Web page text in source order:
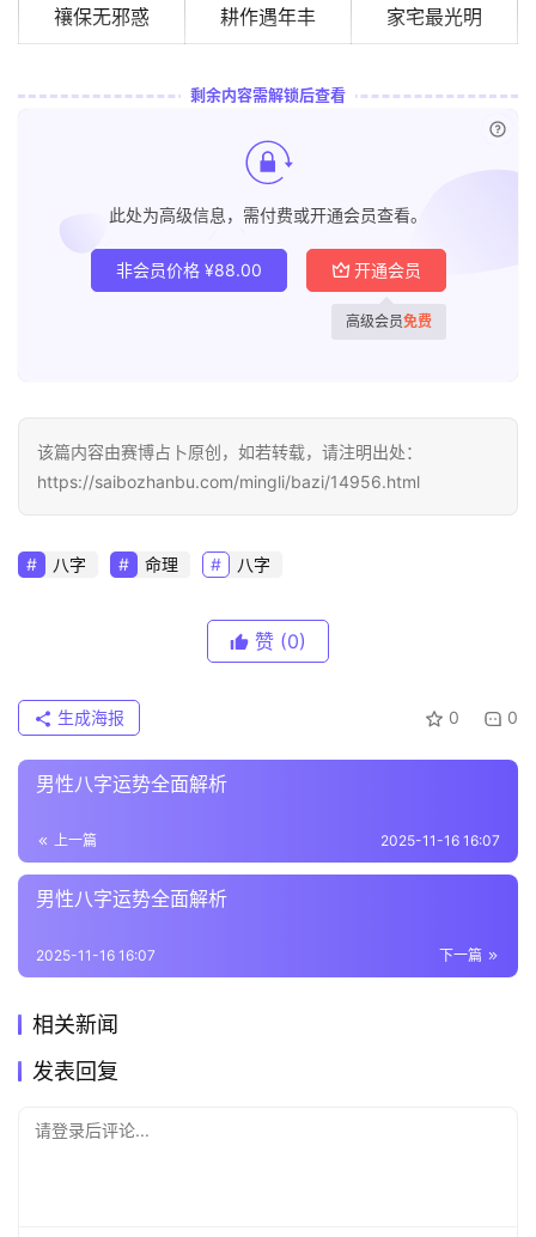
禳保无邪惑
耕作遇年丰
家宅最光明
剩余内容需解锁后查看
此处为高级信息，需付费或开通会员查看。
非会员价格 ¥88.00 开通会员
高级会员免费
该篇内容由赛博占卜原创，如若转载，请注明出处：
https://saibozhanbu.com/mingli/bazi/14956.html
八字 命理 八字
赞 (0)
0 0
生成海报
男性八字运势全面解析
上一篇 2025-11-16 16:07
男性八字运势全面解析
下一篇
2025-11-16 16:07
相关新闻
发表回复
请登录后评论...